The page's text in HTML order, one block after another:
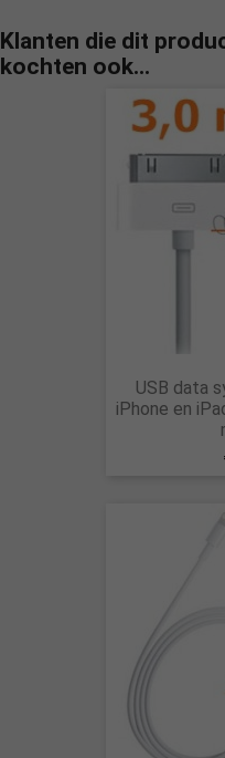
Klanten die dit
kochten ook...
USB data
iPhone en